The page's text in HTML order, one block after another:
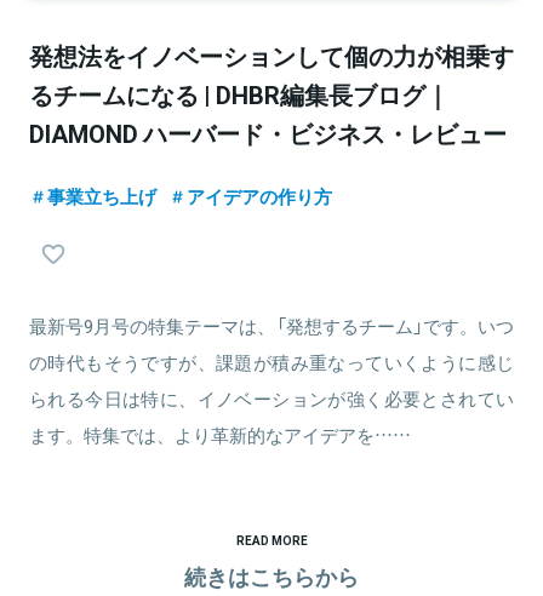
発想法をイノベーションして個の力が相乗す
るチームになる | DHBR編集長ブログ｜
DIAMOND ハーバード・ビジネス・レビュー
事業立ち上げ アイデアの作り方
最新号9月号の特集テーマは、「発想するチーム」です。いつ
の時代もそうですが、課題が積み重なっていくように感じ
られる今日は特に、イノベーションが強く必要とされてい
ます。特集では、より革新的なアイデアを……
READ MORE
続きはこちらから